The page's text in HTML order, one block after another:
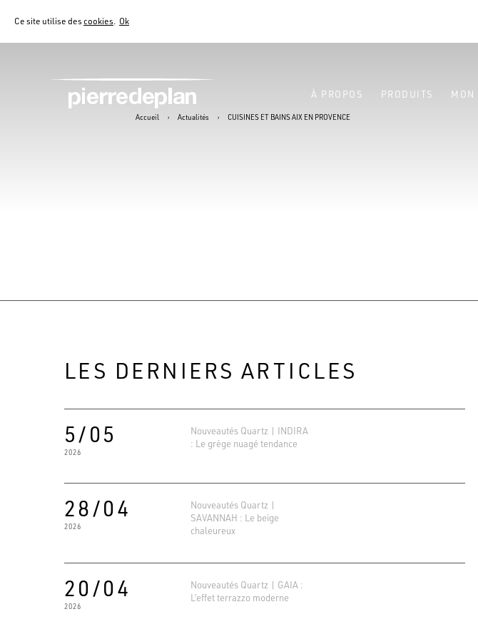
Ce site utilise descookies. Ok
À PROPOS PRODUITS MON
Accueil › Actualités › CUISINES ET BAINS AIX EN PROVENCE
LES DERNIERS ARTICLES
5/05
2026
Nouveautés Quartz | INDIRA
: Le grège nuagé tendance
28/04
2026
Nouveautés Quartz |
SAVANNAH : Le beige
chaleureux
20/04
2026
Nouveautés Quartz | GAIA :
L’effet terrazzo moderne